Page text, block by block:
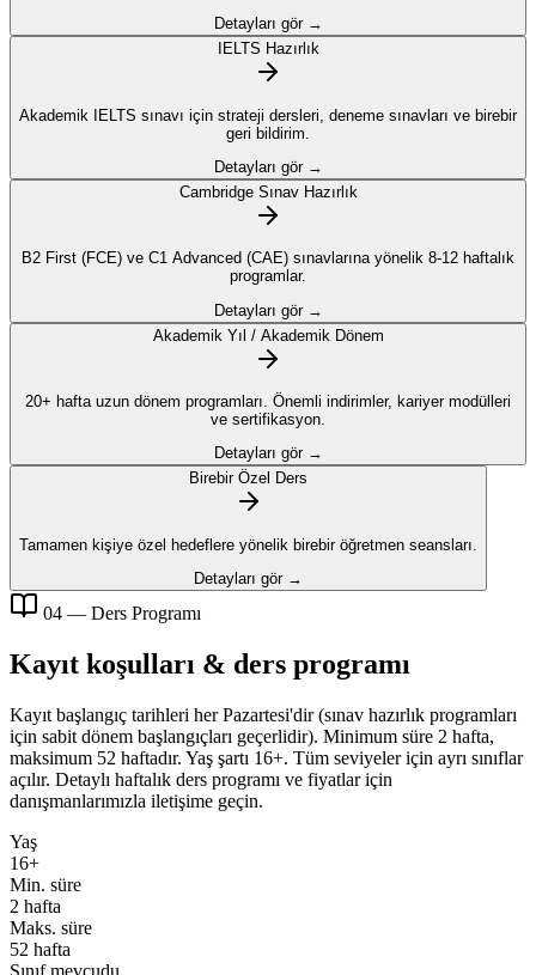
Detayları gör →
IELTS Hazırlık
Akademik IELTS sınavı için strateji dersleri, deneme sınavları ve birebir
geri bildirim.
Detayları gör →
Cambridge Sınav Hazırlık
B2 First (FCE) ve C1 Advanced (CAE) sınavlarına yönelik 8-12 haftalık
programlar.
Detayları gör →
Akademik Yıl / Akademik Dönem
20+ hafta uzun dönem programları. Önemli indirimler, kariyer modülleri
ve sertifikasyon.
Detayları gör →
Birebir Özel Ders
Tamamen kişiye özel hedeflere yönelik birebir öğretmen seansları.
Detayları gör →
04 — Ders Programı
Kayıt koşulları & ders programı
Kayıt başlangıç tarihleri her Pazartesi'dir (sınav hazırlık programları
için sabit dönem başlangıçları geçerlidir). Minimum süre 2 hafta,
maksimum 52 haftadır. Yaş şartı 16+. Tüm seviyeler için ayrı sınıflar
açılır. Detaylı haftalık ders programı ve fiyatlar için
danışmanlarımızla iletişime geçin.
Yaş
16+
Min. süre
2 hafta
Maks. süre
52 hafta
Sınıf mevcudu